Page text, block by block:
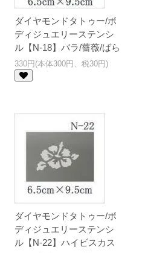
ダイヤモンドタトゥー/ボ
ディジュエリーステンシ
ル【N-18】バラ/薔薇/ばら
330円(本体300円、税30円)
ダイヤモンドタトゥー/ボ
ディジュエリーステンシ
ル【N-22】ハイビスカス